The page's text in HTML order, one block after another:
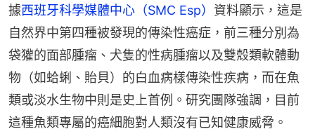
據西班牙科學媒體中心（SMC Esp） 資料顯示，這是
自然界中第四種被發現的傳染性癌症，前三種分別為
袋獾的面部腫瘤、犬隻的性病腫瘤以及雙殼類軟體動
物（如蛤蜊、貽貝）的白血病樣傳染性疾病，而在魚
類或淡水生物中則是史上首例。研究團隊強調，目前
這種魚類專屬的癌細胞對人類沒有已知健康威脅。